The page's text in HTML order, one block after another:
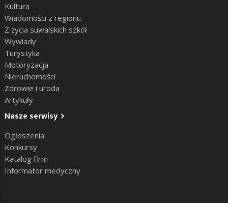
Kultura
Wiadomości z regionu
Z życia suwalskich szkół
Wywiady
Turystyka
Motoryzacja
Nieruchomości
Zdrowie i uroda
Artykuły
Nasze serwisy
Ogłoszenia
Konkursy
Katalog firm
Informator medyczny